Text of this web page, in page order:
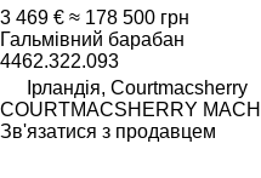
3 469 € ≈ 178 500 грн
Гальмівний барабан
4462.322.093
Ірландія, Courtmacsherry
COURTMACSHERRY
Зв'язатися з продавцем